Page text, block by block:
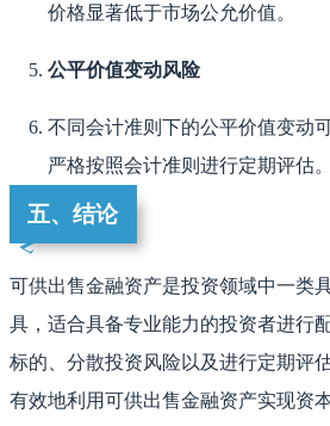
价格显著低于市场公允价值。
公平价值变动风险
不同会计准则下的公平价值变动
严格按照会计准则进行定期评估。
五、结论
可供出售金融资产是投资领域中一类
具，适合具备专业能力的投资者进行
标的、分散投资风险以及进行定期评
有效地利用可供出售金融资产实现资